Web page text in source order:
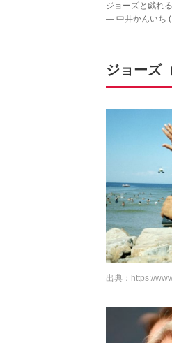
ジョーズと戯れ
— 中井かんいち
ジョーズ
出典： https://